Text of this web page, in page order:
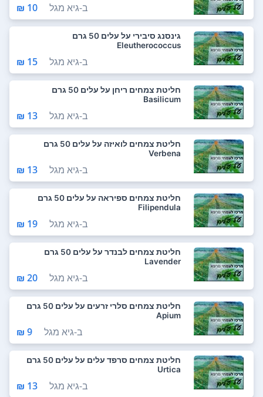
ב-גיא מגל 10 ₪
גינסנג סיבירי על עלים 50 גרם
Eleutherococcus
ב-גיא מגל 15 ₪
חליטת צמחים ריחן על עלים 50 גרם
Basilicum
ב-גיא מגל 13 ₪
חליטת צמחים לואיזה על עלים 50 גרם
Verbena
ב-גיא מגל 13 ₪
חליטת צמחים ספיראה על עלים 50 גרם
Filipendula
ב-גיא מגל 19 ₪
חליטת צמחים לבנדר על עלים 50 גרם
Lavender
ב-גיא מגל 20 ₪
חליטת צמחים סלרי זרעים על עלים 50 גרם
Apium
ב-גיא מגל 9 ₪
חליטת צמחים סרפד עלים על עלים 50 גרם
Urtica
ב-גיא מגל 13 ₪